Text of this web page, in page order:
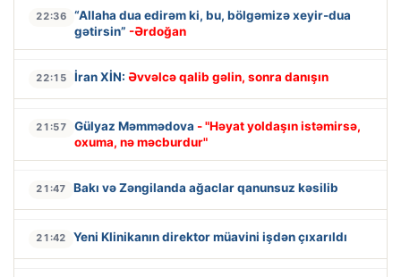
22:36
“Allaha dua edirəm ki, bu, bölgəmizə xeyir-dua
gətirsin” -Ərdoğan
22:15 İran XİN: Əvvəlcə qalib gəlin, sonra danışın
21:57 Gülyaz Məmmədova - "Həyat yoldaşın istəmirsə,
oxuma, nə məcburdur"
21:47 Bakı və Zəngilanda ağaclar qanunsuz kəsilib
21:42 Yeni Klinikanın direktor müavini işdən çıxarıldı